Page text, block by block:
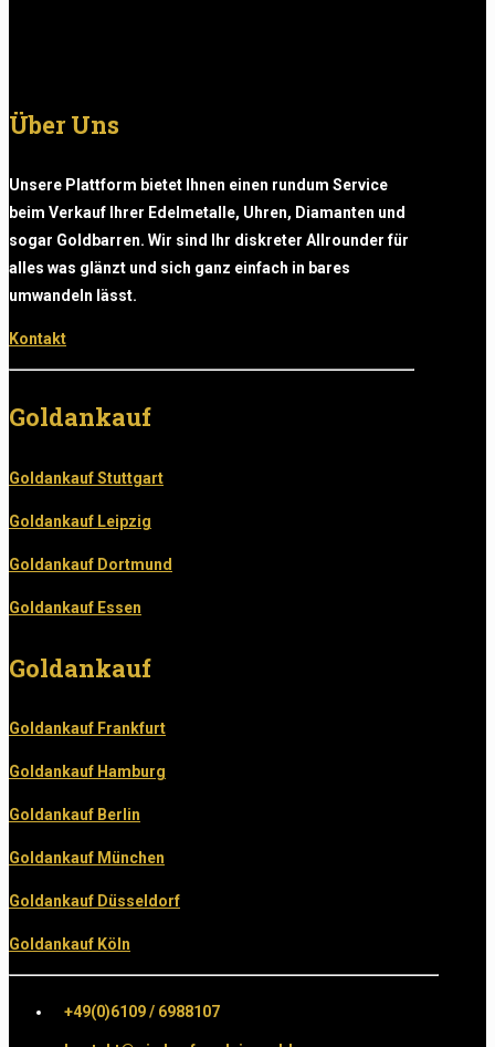
Über Uns
Unsere Plattform bietet Ihnen einen rundum Service
beim Verkauf Ihrer Edelmetalle, Uhren, Diamanten und
sogar Goldbarren. Wir sind Ihr diskreter Allrounder für
alles was glänzt und sich ganz einfach in bares
umwandeln lässt.
Kontakt
Goldankauf
Goldankauf Stuttgart
Goldankauf Leipzig
Goldankauf Dortmund
Goldankauf Essen
Goldankauf
Goldankauf Frankfurt
Goldankauf Hamburg
Goldankauf Berlin
Goldankauf München
Goldankauf Düsseldorf
Goldankauf Köln
+49(0)6109 / 6988107